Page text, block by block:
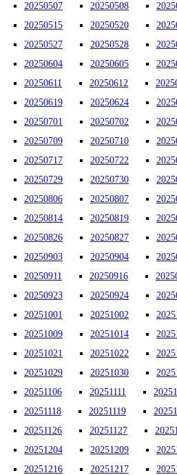
20250507
20250508
20250515
20250520
20250527
20250528
20250604
20250605
20250611
20250612
20250619
20250624
20250701
20250702
20250709
20250710
20250717
20250722
20250729
20250730
20250806
20250807
20250814
20250819
20250826
20250827
20250903
20250904
20250911
20250916
20250923
20250924
20251001
20251002
20251009
20251014
20251021
20251022
20251029
20251030
20251106
20251111
20251118
20251119
20251126
20251127
20251204
20251209
20251216
20251217